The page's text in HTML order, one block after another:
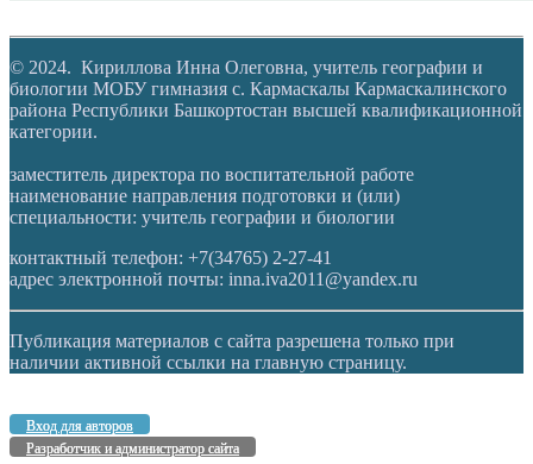
© 2024. Кириллова Инна Олеговна, учитель географии и
биологии МОБУ гимназия с. Кармаскалы Кармаскалинского
района Республики Башкортостан высшей квалификационной
категории.
заместитель директора по воспитательной работе
наименование направления подготовки и (или)
специальности: учитель географии и биологии
контактный телефон: +7(34765) 2-27-41
адрес электронной почты: inna.iva2011@yandex.ru
Публикация материалов с сайта разрешена только при
наличии активной ссылки на главную страницу.
Вход для авторов
Разработчик и администратор сайта